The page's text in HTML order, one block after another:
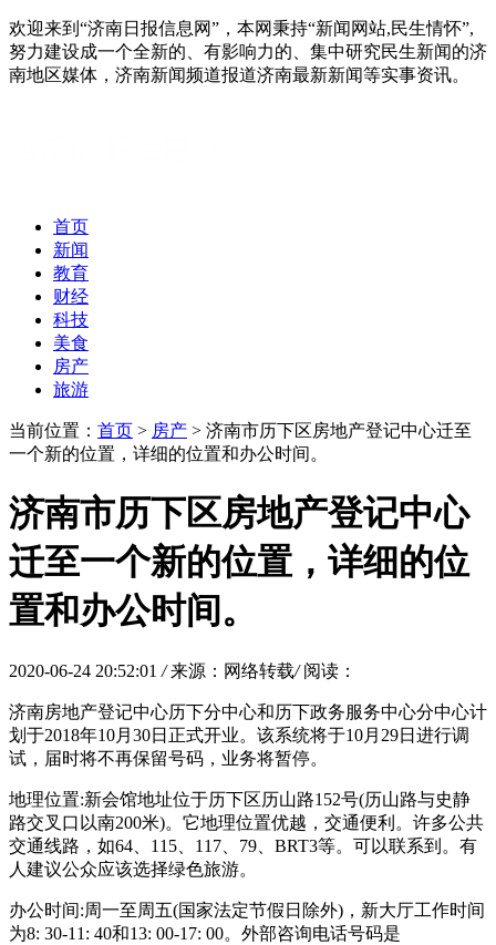
欢迎来到“济南日报信息网”，本网秉持“新闻网站,民生情怀”,
努力建设成一个全新的、有影响力的、集中研究民生新闻的济
南地区媒体，济南新闻频道报道济南最新新闻等实事资讯。
首页
新闻
教育
财经
科技
美食
房产
旅游
当前位置： 首页 > 房产 > 济南市历下区房地产登记中心迁至
一个新的位置，详细的位置和办公时间。
济南市历下区房地产登记中心
迁至一个新的位置，详细的位
置和办公时间。
2020-06-24 20:52:01 / 来源：网络转载/ 阅读：
济南房地产登记中心历下分中心和历下政务服务中心分中心计
划于2018年10月30日正式开业。该系统将于10月29日进行调
试，届时将不再保留号码，业务将暂停。
地理位置:新会馆地址位于历下区历山路152号(历山路与史静
路交叉口以南200米)。它地理位置优越，交通便利。许多公共
交通线路，如64、115、117、79、BRT3等。可以联系到。有
人建议公众应该选择绿色旅游。
办公时间:周一至周五(国家法定节假日除外)，新大厅工作时间
为8: 30-11: 40和13: 00-17: 00。外部咨询电话号码是